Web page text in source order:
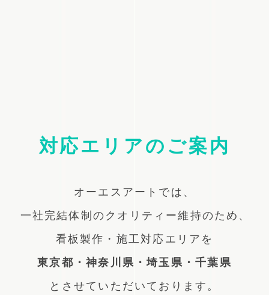
対応エリアのご案内
オーエスアートでは、
一社完結体制のクオリティー維持のため、
看板製作・施工対応エリアを
東京都・神奈川県・埼玉県・千葉県
とさせていただいております。